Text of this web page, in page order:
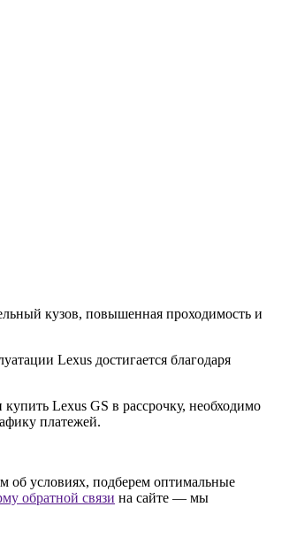
кузов, повышенная проходимость и
Lexus достигается благодаря
Lexus GS в рассрочку, необходимо
платежей.
об условиях, подберем оптимальные
обратной связи на сайте — мы